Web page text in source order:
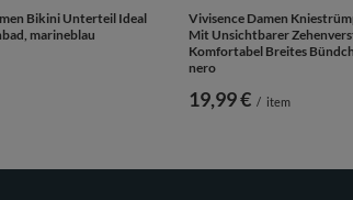
Bikini Unterteil Ideal
marineblau
Vivisence Damen
Mit Unsichtbarer
Komfortabel Breites
nero
19,99 € / item